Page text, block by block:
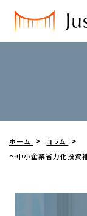
ホーム
コラム
～中小企業省力化投資